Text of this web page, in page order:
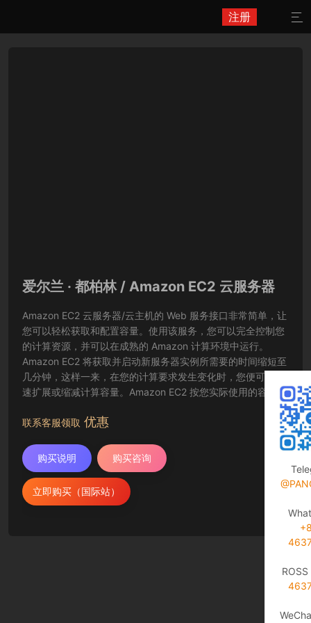
注册 
爱尔兰 · 都柏林 / Amazon EC2 云服务器
Amazon EC2 云服务器/云主机的 Web 服务接口非常简单，让
您可以轻松获取和配置容量。使用该服务，您可以完全控制您
的计算资源，并可以在成熟的 Amazon 计算环境中运行。
Amazon EC2 将获取并启动新服务器实例所需要的时间缩短至
几分钟，这样一来，在您的计算要求发生变化时，您便可以快
速扩展或缩减计算容量。Amazon EC2 按您实际使用的容量收
费，改变了计算的成本结算方式。Amazon EC2 云服务器还为
开发人员提供了创建故障恢复应用程序以及排除常见故障情况
联系客服领取 优惠
购买说明 购买咨询
立即购买（国际站）